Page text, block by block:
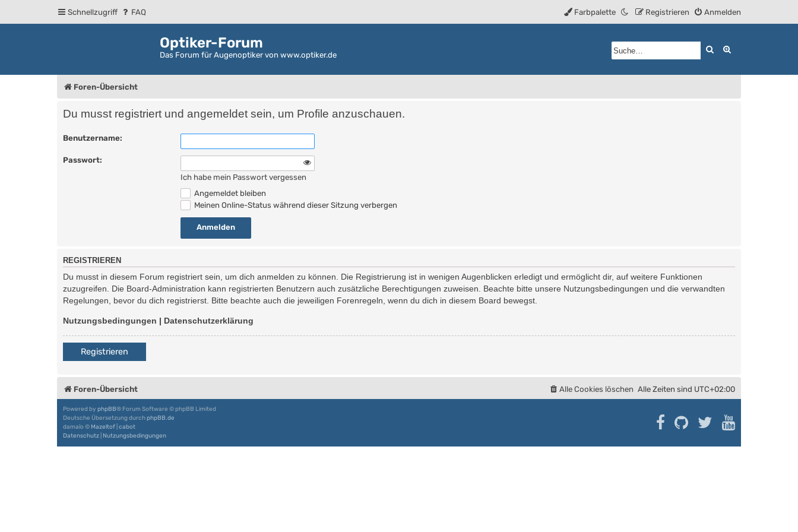
Schnellzugriff FAQ Anmelden
Registrieren
Farbpalette
Optiker-Forum
Das Forum für Augenoptiker von www.optiker.de
Suche
Foren-Übersicht
Du musst registriert und angemeldet sein, um Profile anzuschauen.
Benutzername:
Passwort:
Ich habe mein Passwort vergessen
Angemeldet bleiben
Meinen Online-Status während dieser Sitzung verbergen
REGISTRIEREN
Du musst in diesem Forum registriert sein, um dich anmelden zu können. Die Registrierung ist in wenigen Augenblicken erledigt und ermöglicht dir, auf weitere Funktionen
zuzugreifen. Die Board-Administration kann registrierten Benutzern auch zusätzliche Berechtigungen zuweisen. Beachte bitte unsere Nutzungsbedingungen und die verwandten
Regelungen, bevor du dich registrierst. Bitte beachte auch die jeweiligen Forenregeln, wenn du dich in diesem Board bewegst.
Nutzungsbedingungen | Datenschutzerklärung
Registrieren
Foren-Übersicht Alle Zeiten sind UTC+02:00
Alle Cookies löschen
Powered by phpBB® Forum Software © phpBB Limited
Deutsche Übersetzung durchphpBB.de
damaïo © Mazeltof cabot
Datenschutz Nutzungsbedingungen